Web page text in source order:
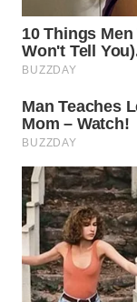
MAWAKA
ID
MARTABAT
NET
PLN
WATCH
MKLI
LPKKI